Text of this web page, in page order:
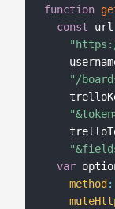
function
const url
"/
var
method :